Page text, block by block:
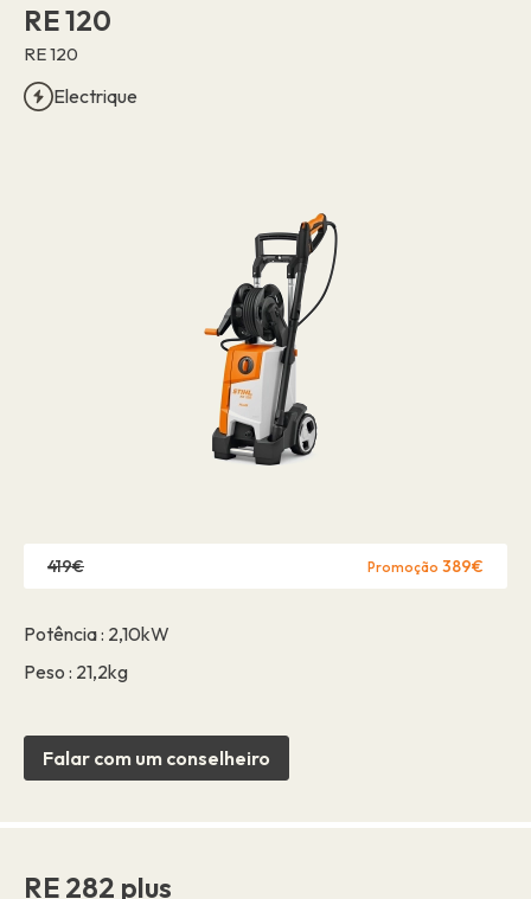
RE 120
RE 120
Electrique
419€ Promoção 389€
Potência : 2,10kW
Peso : 21,2kg
Falar com um conselheiro
RE 282 plus